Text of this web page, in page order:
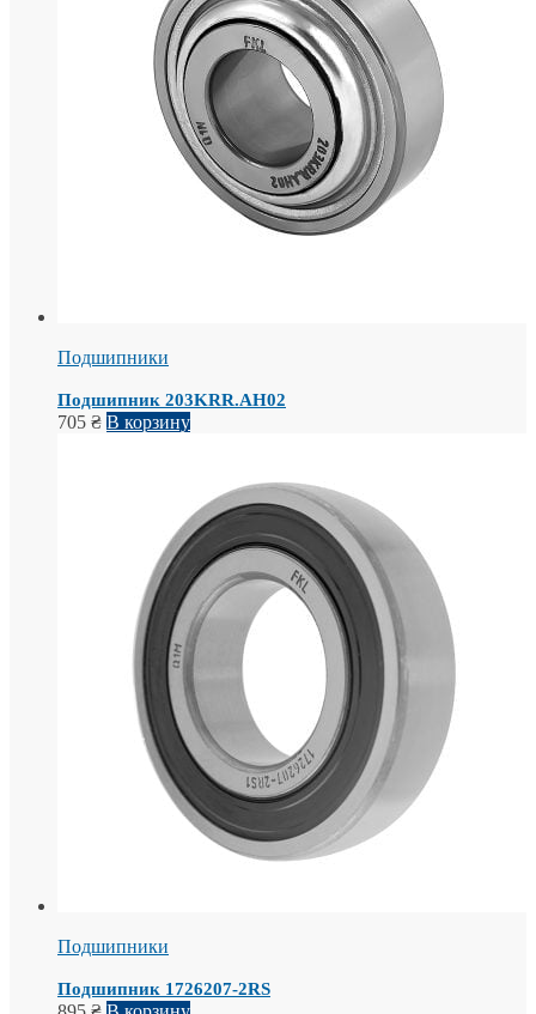
Подшипники
Подшипник 203KRR.AH02
705 ₴ В корзину
Подшипники
Подшипник 1726207-2RS